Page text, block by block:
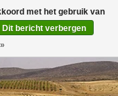
met het gebruik van
Dit bericht verbergen